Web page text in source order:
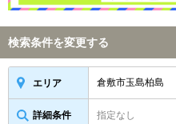
検索条件を変更する
エリア 倉敷市玉島柏島
詳細条件 指定なし